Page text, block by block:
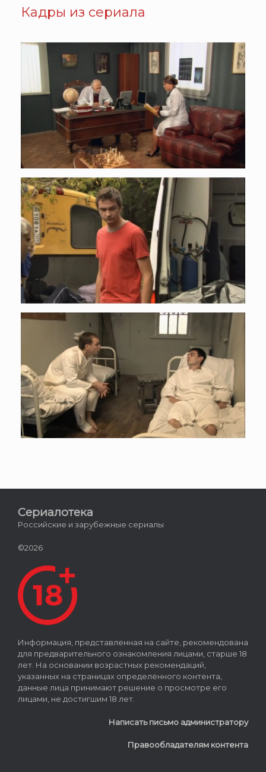
Кадры из сериала
Сериалотека
Российские и зарубежные сериалы
©2026
Информация, представленная на сайте, рекомендована
для предварительного ознакомления лицами, старше 18
лет. На основании возрастных рекомендаций,
указанных на страницах определённого контента,
данные лица принимают решение о просмотре его
лицами, не достигшим 18 лет.
Написать письмо администратору
Правообладателям контента